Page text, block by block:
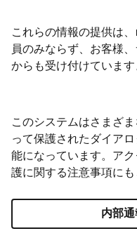
これらの情報の提供は
員のみならず、お客様
からも受け付けています
このシステムはさまざ
って保護されたダイア
能になっています。ア
護に関する注意事項に
内部